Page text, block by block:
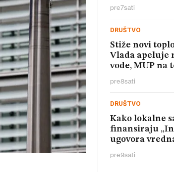
pre7sati
DRUŠTVO
Stiže novi
Vlada apeluje
vode, MUP na
pre8sati
DRUŠTVO
Kako lokalne
finansiraju
ugovora
pre9sati